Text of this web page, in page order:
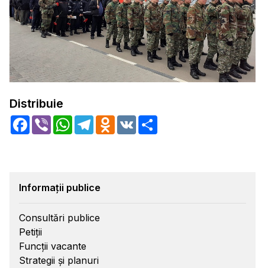
Distribuie
Facebook
Viber WhatsApp
TelegramOdnoklassniki
VK
Informații publice
Consultări publice
Petiții
Funcții vacante
Strategii și planuri